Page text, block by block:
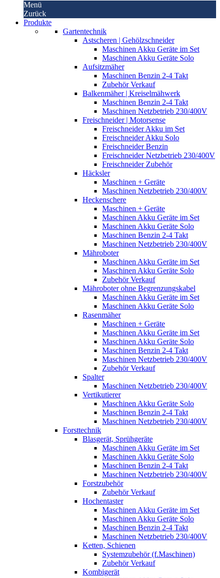
Menü
Zurück
Produkte
Gartentechnik
Astscheren | Gehölzschneider
Maschinen Akku Geräte im Set
Maschinen Akku Geräte Solo
Aufsitzmäher
Maschinen Benzin 2-4 Takt
Zubehör Verkauf
Balkenmäher | Kreiselmähwerk
Maschinen Benzin 2-4 Takt
Maschinen Netzbetrieb 230/400V
Freischneider | Motorsense
Freischneider Akku im Set
Freischneider Akku Solo
Freischneider Benzin
Freischneider Netzbetrieb 230/400V
Freischneider Zubehör
Häcksler
Maschinen + Geräte
Maschinen Netzbetrieb 230/400V
Heckenschere
Maschinen + Geräte
Maschinen Akku Geräte im Set
Maschinen Akku Geräte Solo
Maschinen Benzin 2-4 Takt
Maschinen Netzbetrieb 230/400V
Mähroboter
Maschinen Akku Geräte im Set
Maschinen Akku Geräte Solo
Zubehör Verkauf
Mähroboter ohne Begrenzungskabel
Maschinen Akku Geräte im Set
Maschinen Akku Geräte Solo
Rasenmäher
Maschinen + Geräte
Maschinen Akku Geräte im Set
Maschinen Akku Geräte Solo
Maschinen Benzin 2-4 Takt
Maschinen Netzbetrieb 230/400V
Zubehör Verkauf
Spalter
Maschinen Netzbetrieb 230/400V
Vertikutierer
Maschinen Akku Geräte Solo
Maschinen Benzin 2-4 Takt
Maschinen Netzbetrieb 230/400V
Forsttechnik
Blasgerät, Sprühgeräte
Maschinen Akku Geräte im Set
Maschinen Akku Geräte Solo
Maschinen Benzin 2-4 Takt
Maschinen Netzbetrieb 230/400V
Forstzubehör
Zubehör Verkauf
Hochentaster
Maschinen Akku Geräte im Set
Maschinen Akku Geräte Solo
Maschinen Benzin 2-4 Takt
Maschinen Netzbetrieb 230/400V
Ketten, Schienen
Systemzubehör (f.Maschinen)
Zubehör Verkauf
Kombigerät